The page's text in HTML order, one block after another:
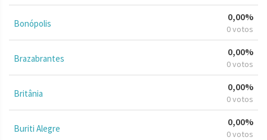
Bonópolis
0,00%
0 votos
Brazabrantes
0,00%
0 votos
Britânia
0,00%
0 votos
Buriti Alegre
0,00%
0 votos